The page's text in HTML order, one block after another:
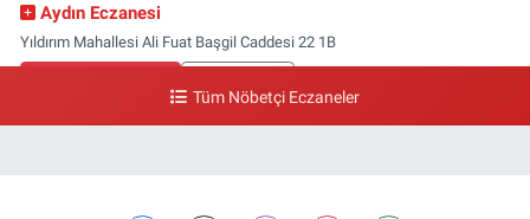
Aydın Eczanesi
Yıldırım Mahallesi Ali Fuat Başgil Caddesi 22 1B
Tüm Nöbetçi Eczaneler